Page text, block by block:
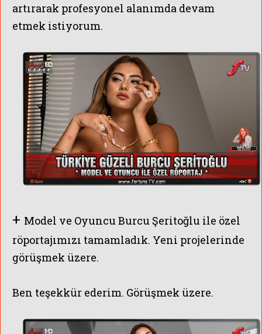
artırarak profesyonel alanımda devam
etmek istiyorum.
+ Model ve Oyuncu Burcu Şeritoğlu ile özel
röportajımızı tamamladık. Yeni projelerinde
görüşmek üzere.
Ben teşekkür ederim. Görüşmek üzere.